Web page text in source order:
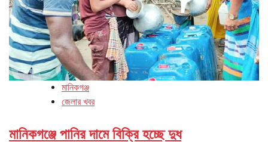
মানিকগঞ্জ
জেলার খবর
মানিকগঞ্জে পানির দামে বিক্রি হচ্ছে দুধ